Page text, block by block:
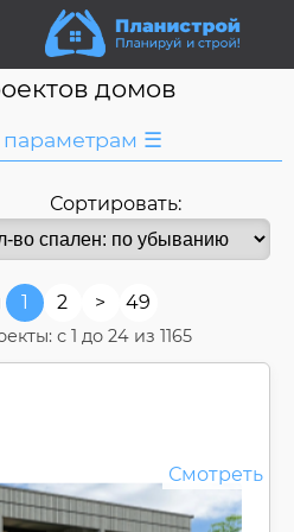
домов
☰
поиск
Сортировать:
1 2 > 49
с 1 до 24 из 1165
Смотреть